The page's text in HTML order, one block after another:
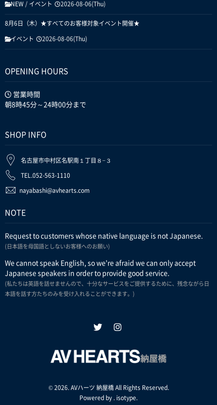
NEW / イベント 2026-08-06(Thu)
8月6日（木）★すべてのお客様対象イベント開催★
イベント 2026-08-06(Thu)
OPENING HOURS
営業時間
朝8時45分～24時00分まで
SHOP INFO
名古屋市中村区名駅南１丁目８−３
TEL.052-563-1110
nayabashi@avhearts.com
NOTE
Request to customers whose native language is not Japanese.
(日本語を母国語としないお客様へのお願い)
We cannot speak English, so we're afraid we can only accept
Japanese speakers in order to provide good service.
(私たちは英語を話せませんので、十分なサービスをご提供するために、残念ながら日
本語を話す方たちのみを受け入れることができます。)
© 2026. AVハーツ 納屋橋 All Rights Reserved.
Powered by . isotype